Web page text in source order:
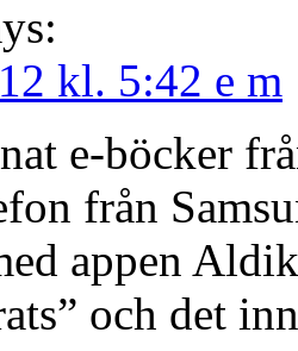
kl. 5:42 e m
e-böcker
från
appen
och det